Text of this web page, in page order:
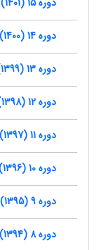
دوره 15 (1401)
دوره 14 (1400)
دوره 13 (1399)
دوره 12 (1398)
دوره 11 (1397)
دوره 10 (1396)
دوره 9 (1395)
دوره 8 (1394)